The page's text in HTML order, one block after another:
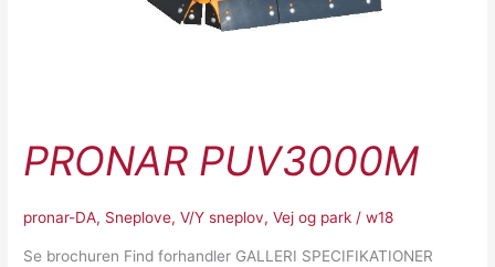
PRONAR PUV3000M
pronar-DA, Sneplove,V/Y sneplov,Vej og park /w18
Se brochuren Find forhandler GALLERI SPECIFIKATIONER